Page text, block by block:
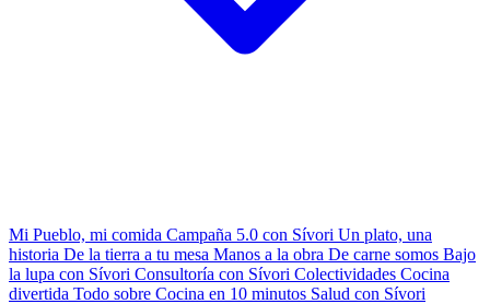
Mi Pueblo, mi comida Campaña 5.0 con Sívori Un plato, una
historia De la tierra a tu mesa Manos a la obra De carne somos Bajo
la lupa con Sívori Consultoría con Sívori Colectividades Cocina
divertida Todo sobre Cocina en 10 minutos Salud con Sívori